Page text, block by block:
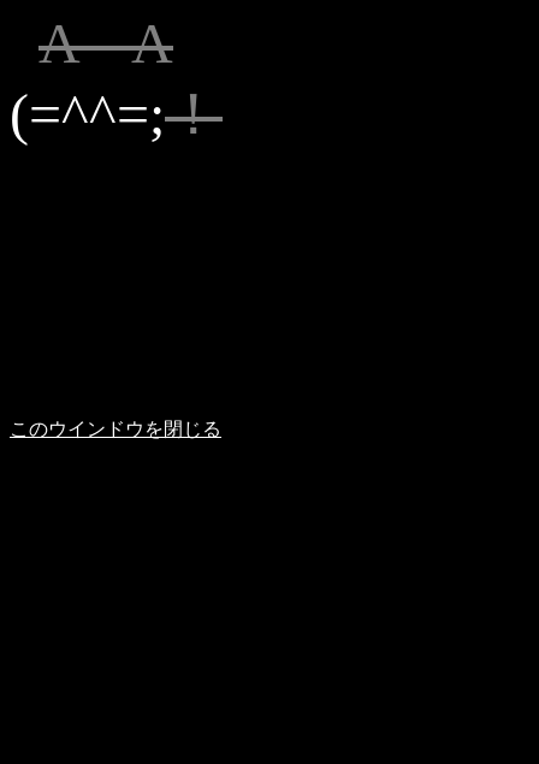
A A
(=^^=;！
このウインドウを閉じる